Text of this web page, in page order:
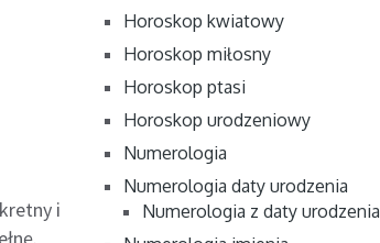
i
Horoskop kwiatowy
Horoskop miłosny
Horoskop ptasi
Horoskop urodzeniowy
Numerologia
Numerologia daty urodzenia
Numerologia z daty urodzenia